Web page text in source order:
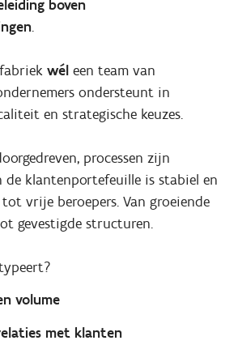
boven
.
wél een team van
ondersteunt in
en strategische keuzes.
processen zijn
de klantenportefeuille is stabiel en
tot vrije beroepers. Van groeiende
gevestigde structuren.
volume
met klanten